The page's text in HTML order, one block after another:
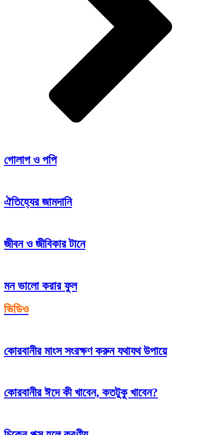
গোলাপ ও পপি
ঐতিহ্যের জামদানি
জীবন ও জীবিকার টানে
মন ভালো করার ফুল
ভিডিও
কোরবানীর মাংস সংরক্ষণ করুন যথাযথ উপায়ে
কোরবানীর ঈদে কী খাবেন, কতটুকু খাবেন?